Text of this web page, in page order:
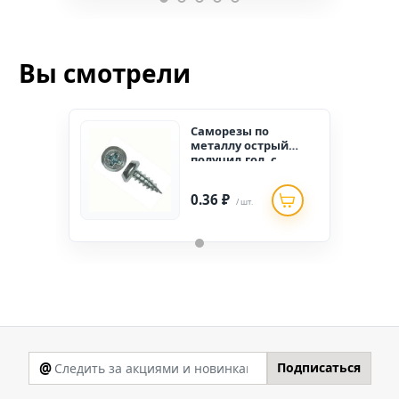
Вы смотрели
Саморезы по
металлу острый
полуцил.гол. с
0.36 ₽ / шт.
@ Подписаться